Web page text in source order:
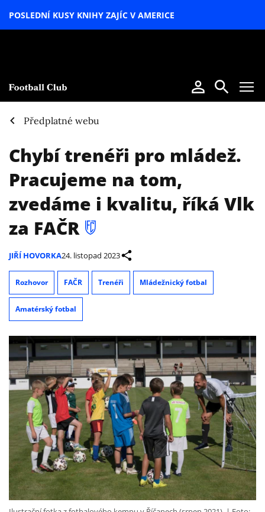
POSLEDNÍ KUSY KNIHY ZAJÍC V AMERICE
Předplatné webu
Chybí trenéři pro mládež.
Pracujeme na tom,
zvedáme i kvalitu, říká Vlk
za FAČR
JIŘÍ HOVORKA24. listopad 2023
Rozhovor FAČR Trenéři Mládežnický fotbal
Amatérský fotbal